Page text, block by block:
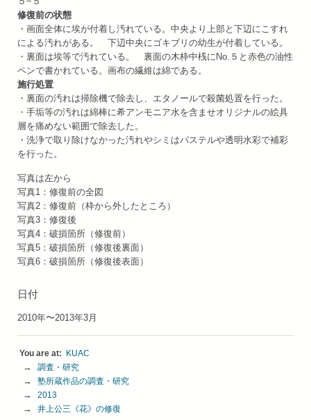
修復前の状態
・画面全体に埃が付着し汚れている。中央より上部と下辺にこすれ
による汚れがある。 下辺中央にゴキブリの幼生が付着している。
・裏面は埃等で汚れている。 裏面の木枠中桟にNo.５と赤色の油性
ペンで書かれている。画布の繊維は綿である。
施行処置
・裏面の汚れは掃除機で除去し、エタノールで殺菌処置を行った。
・手垢等の汚れは綿棒に希アンモニア水を含ませオリジナルの絵具
層を痛めない範囲で除去した。
・洗浄で取り除けなかった汚れやシミはパステルや透明水彩で補彩
を行った。
写真は左から
写真1：修復前の全図
写真2：修復前（枠から外したところ）
写真3：修復後
写真4：破損箇所（修復前）
写真5：破損箇所（修復後裏面）
写真6：破損箇所（修復後表面）
日付
2010年〜2013年3月
KUAC
調査・研究
塾所蔵作品の調査・研究
2013
井上公三《花》の修復